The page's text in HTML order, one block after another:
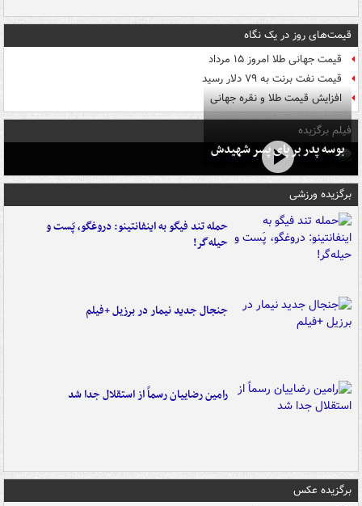
قیمت‌های روز در یک نگاه
قیمت جهانی طلا امروز ۱۵ مرداد
قیمت نفت برنت به ۷۹ دلار رسید
افزایش قیمت طلا و نقره جهانی
فیلم برگزیده
بوسه‌ پدر بر پای پسر شهیدش
برگزیده ورزشی
حمله تند فیگو به اینفانتینو: دروغگو، پَست‌ و
حیله‌گر!
جنجال جدید نیمار در برزیل +فیلم
رامین رضاییان رسماً از استقلال جدا شد
برگزیده عکس